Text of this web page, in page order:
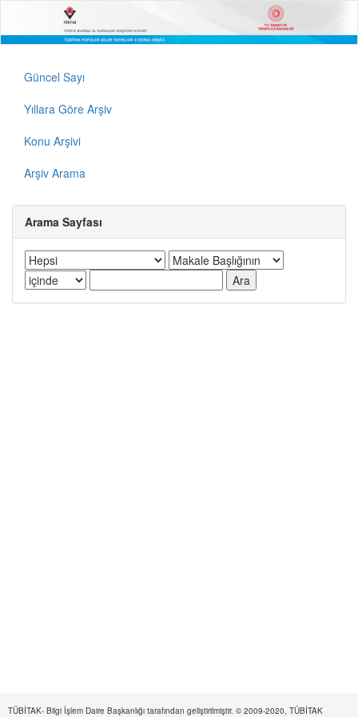
Güncel Sayı
Yıllara Göre Arşiv
Konu Arşivi
Arşiv Arama
Arama Sayfası
TÜBİTAK- Bilgi İşlem Daire Başkanlığı tarafından geliştirilmiştir. © 2009-2020, TÜBİTAK